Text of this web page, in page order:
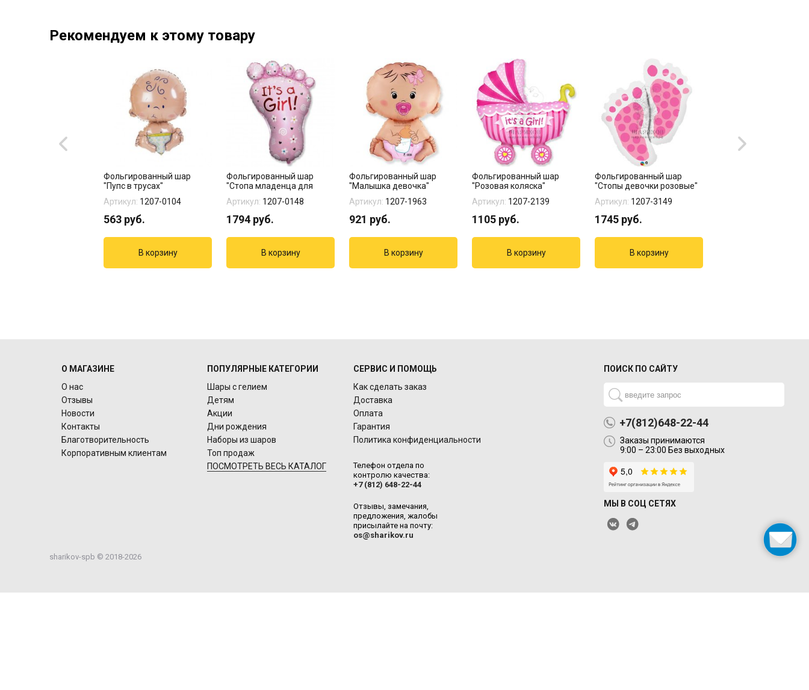
Рекомендуем к этому товару
Фольгированный шар
"Пупс в трусах"
Артикул: 1207-0104
563 руб.
Фольгированный шар
"Стопа младенца для
Артикул: 1207-0148
1794 руб.
Фольгированный шар
"Малышка девочка"
Артикул: 1207-1963
921 руб.
Фольгированный шар
"Розовая коляска"
Артикул: 1207-2139
1105 руб.
Фольгированный шар
"Стопы девочки розовые"
Артикул: 1207-3149
1745 руб.
О МАГАЗИНЕ
О нас
Отзывы
Новости
Контакты
Благотворительность
Корпоративным клиентам
ПОПУЛЯРНЫЕ КАТЕГОРИИ
Шары с гелием
Детям
Акции
Дни рождения
Наборы из шаров
Топ продаж
ПОСМОТРЕТЬ ВЕСЬ КАТАЛОГ
СЕРВИС И ПОМОЩЬ
Как сделать заказ
Доставка
Оплата
Гарантия
Политика конфиденциальности
Телефон отдела по
контролю качества:
+7 (812) 648-22-44
Отзывы, замечания,
предложения, жалобы
присылайте на почту:
os@sharikov.ru
ПОИСК ПО САЙТУ
+7(812)648-22-44
Заказы принимаются
9:00 – 23:00 Без выходных
МЫ В СОЦ СЕТЯХ
sharikov-spb © 2018-2026